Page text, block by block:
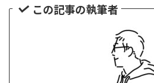
この記事の執筆者